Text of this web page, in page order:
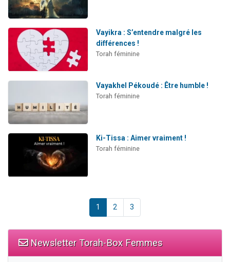
Vayikra : S’entendre malgré les
différences !
Torah féminine
Vayakhel Pékoudé : Être humble !
Torah féminine
Ki-Tissa : Aimer vraiment !
Torah féminine
1 2 3
Newsletter Torah-Box Femmes